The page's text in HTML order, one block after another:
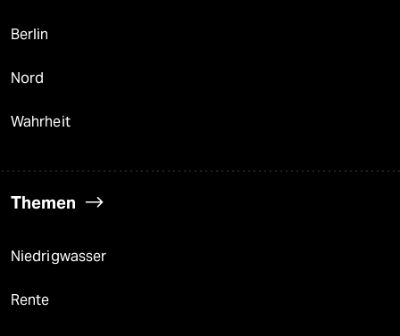
Berlin
Nord
Wahrheit
Themen
Niedrigwasser
Rente